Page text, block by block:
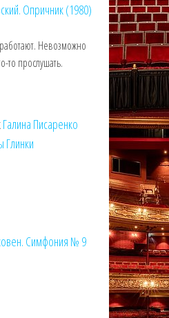
Опричник (1980)
Невозможно
то прослушать.
Галина Писаренко
Глинки
Симфония № 9